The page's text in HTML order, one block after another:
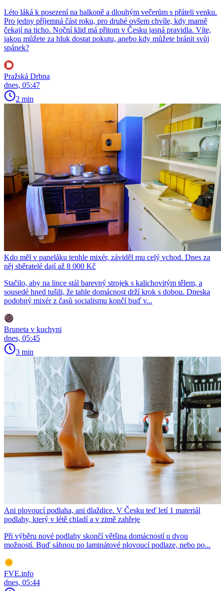
Léto láká k posezení na balkoně a dlouhým večerům s přáteli venku.
Pro jedny příjemná část roku, pro druhé ovšem chvíle, kdy marně
čekají na ticho. Noční klid má přitom v Česku jasná pravidla. Víte,
jakou můžete za hluk dostat pokutu, anebo kdy můžete bránit svůj
spánek?
Pražská Drbna
dnes, 05:47
2 min
Kdo měl v paneláku tenhle mixér, záviděl mu celý vchod. Dnes za
něj sběratelé dají až 8 000 Kč
Stačilo, aby na lince stál barevný strojek s kalichovitým tělem, a
sousedé hned tušili, že tahle domácnost drží krok s dobou. Dneska
podobný mixér z časů socialismu končí buď v...
Bruneta v kuchyni
dnes, 05:45
3 min
Ani plovoucí podlaha, ani dlaždice. V Česku teď letí 1 materiál
podlahy, který v létě chladí a v zimě zahřeje
Při výběru nové podlahy skončí většina domácností u dvou
možností. Buď sáhnou po laminátové plovoucí podlaze, nebo po...
FVE.info
dnes, 05:44